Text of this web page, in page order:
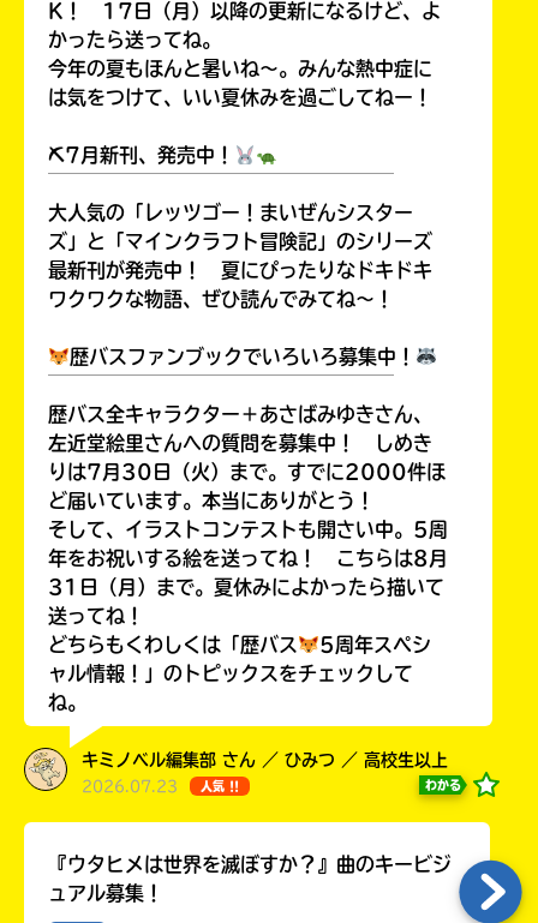
K！ 17日（月）以降の更新になるけど、よ
かったら送ってね。
今年の夏もほんと暑いね～。みんな熱中症に
は気をつけて、いい夏休みを過ごしてねー！
⛏7月新刊、発売中！
大人気の「レッツゴー！まいぜんシスター
ズ」と「マインクラフト冒険記」のシリーズ
最新刊が発売中！ 夏にぴったりなドキドキ
ワクワクな物語、ぜひ読んでみてね～！
歴バスファンブックでいろいろ募集中！
歴バス全キャラクター＋あさばみゆきさん、
左近堂絵里さんへの質問を募集中！ しめき
りは7月30日（火）まで。すでに2000件ほ
ど届いています。本当にありがとう！
そして、イラストコンテストも開さい中。5周
年をお祝いする絵を送ってね！ こちらは8月
31日（月）まで。夏休みによかったら描いて
送ってね！
どちらもくわしくは「歴バス
5周年スペシ
ャル情報！」のトピックスをチェックして
ね。
キミノベル編集部 さん ／ ひみつ ／ 高校生以上
2026.07.23 人気 !! わかる
『ウタヒメは世界を滅ぼすか？』曲のキービジ
ュアル募集！